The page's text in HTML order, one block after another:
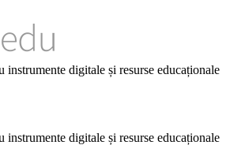
instrumente digitale și resurse educaționale
instrumente digitale și resurse educaționale